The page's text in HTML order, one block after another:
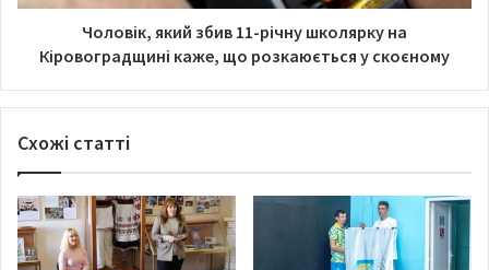
Чоловік, який збив 11-річну школярку на
Кіровоградщині каже, що розкаюється у скоєному
Схожі статті